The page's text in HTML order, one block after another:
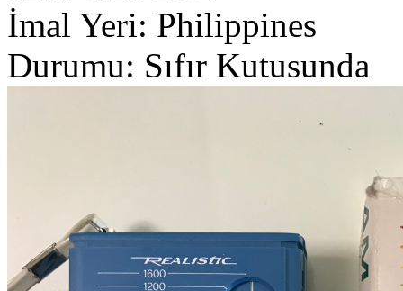
İmal Yeri: Philippines
Durumu: Sıfır Kutusunda